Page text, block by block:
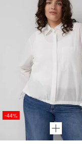
-44%